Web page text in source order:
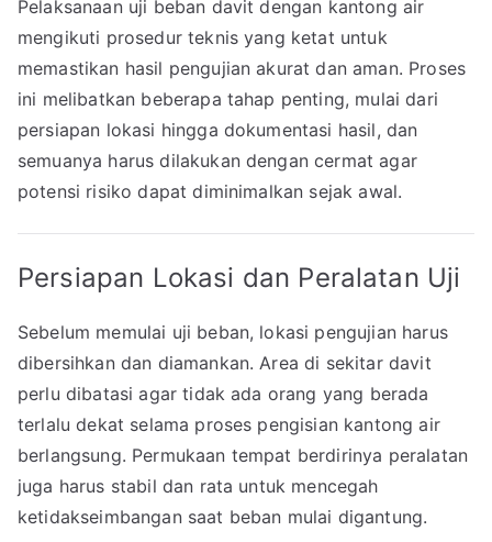
Pelaksanaan uji beban davit dengan kantong air
mengikuti prosedur teknis yang ketat untuk
memastikan hasil pengujian akurat dan aman. Proses
ini melibatkan beberapa tahap penting, mulai dari
persiapan lokasi hingga dokumentasi hasil, dan
semuanya harus dilakukan dengan cermat agar
potensi risiko dapat diminimalkan sejak awal.
Persiapan Lokasi dan Peralatan Uji
Sebelum memulai uji beban, lokasi pengujian harus
dibersihkan dan diamankan. Area di sekitar davit
perlu dibatasi agar tidak ada orang yang berada
terlalu dekat selama proses pengisian kantong air
berlangsung. Permukaan tempat berdirinya peralatan
juga harus stabil dan rata untuk mencegah
ketidakseimbangan saat beban mulai digantung.